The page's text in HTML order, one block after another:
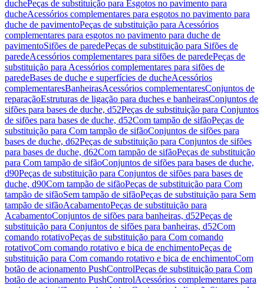
duchePeças de substituição para Esgotos no pavimento para
ducheAcessórios complementares para esgotos no pavimento para
duche de pavimentoPeças de substituição para Acessórios
complementares para esgotos no pavimento para duche de
pavimentoSifões de paredePeças de substituição para Sifões de
paredeAcessórios complementares para sifões de paredePeças de
substituição para Acessórios complementares para sifões de
paredeBases de duche e superfícies de ducheAcessórios
complementaresBanheirasAcessórios complementaresConjuntos de
reparaçãoEstruturas de ligação para duches e banheirasConjuntos de
sifões para bases de duche, d52Peças de substituição para Conjuntos
de sifões para bases de duche, d52Com tampão de sifãoPeças de
substituição para Com tampão de sifãoConjuntos de sifões para
bases de duche, d62Peças de substituição para Conjuntos de sifões
para bases de duche, d62Com tampão de sifãoPeças de substituição
para Com tampão de sifãoConjuntos de sifões para bases de duche,
d90Peças de substituição para Conjuntos de sifões para bases de
duche, d90Com tampão de sifãoPeças de substituição para Com
tampão de sifãoSem tampão de sifãoPeças de substituição para Sem
tampão de sifãoAcabamentoPeças de substituição para
AcabamentoConjuntos de sifões para banheiras, d52Peças de
substituição para Conjuntos de sifões para banheiras, d52Com
comando rotativoPeças de substituição para Com comando
rotativoCom comando rotativo e bica de enchimentoPeças de
substituição para Com comando rotativo e bica de enchimentoCom
botão de acionamento PushControlPeças de substituição para Com
botão de acionamento PushControlAcessórios complementares para